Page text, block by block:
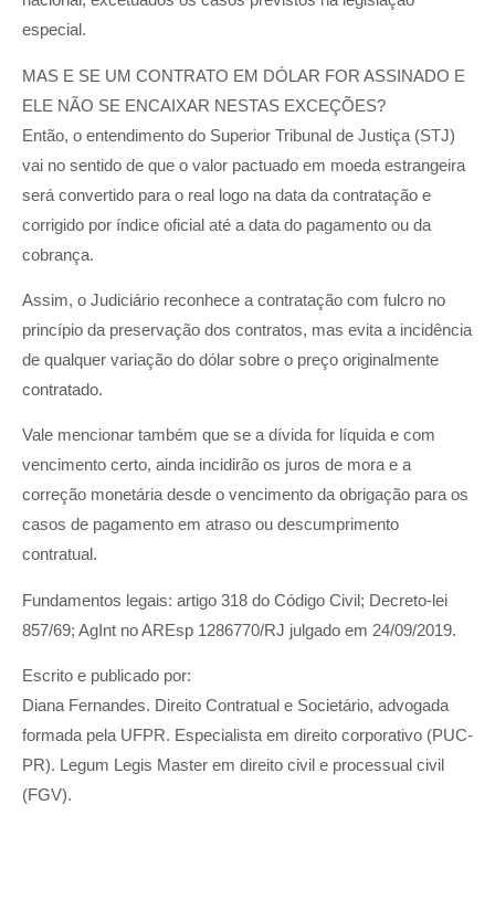
especial.
MAS E SE UM CONTRATO EM DÓLAR FOR ASSINADO E
ELE NÃO SE ENCAIXAR NESTAS EXCEÇÕES?
Então, o entendimento do Superior Tribunal de Justiça (STJ)
vai no sentido de que o valor pactuado em moeda estrangeira
será convertido para o real logo na data da contratação e
corrigido por índice oficial até a data do pagamento ou da
cobrança.
Assim, o Judiciário reconhece a contratação com fulcro no
princípio da preservação dos contratos, mas evita a incidência
de qualquer variação do dólar sobre o preço originalmente
contratado.
Vale mencionar também que se a dívida for líquida e com
vencimento certo, ainda incidirão os juros de mora e a
correção monetária desde o vencimento da obrigação para os
casos de pagamento em atraso ou descumprimento
contratual.
Fundamentos legais: artigo 318 do Código Civil; Decreto-lei
857/69; AgInt no AREsp 1286770/RJ julgado em 24/09/2019.
Escrito e publicado por:
Diana Fernandes. Direito Contratual e Societário, advogada
formada pela UFPR. Especialista em direito corporativo (PUC-
PR). Legum Legis Master em direito civil e processual civil
(FGV).